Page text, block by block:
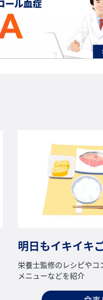
明日もイキイキ
栄養士監修のレシピや
メニューなどを紹介